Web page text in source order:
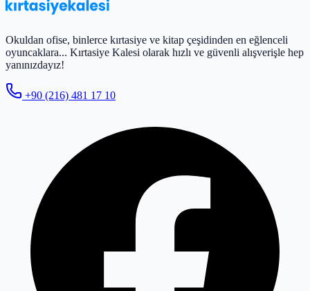
Okuldan ofise, binlerce kırtasiye ve kitap çeşidinden en eğlenceli
oyuncaklara... Kırtasiye Kalesi olarak hızlı ve güvenli alışverişle hep
yanınızdayız!
+90 (216) 481 17 10